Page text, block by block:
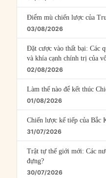
Điểm mù chiến lược của
03/08/2026
Đặt cược vào thất bại: Các
và khía cạnh chính trị của
02/08/2026
Làm thế nào để kết thúc
01/08/2026
Chiến lược kế tiếp của Bắc
31/07/2026
Trật tự thế giới mới: Các
đựng?
30/07/2026